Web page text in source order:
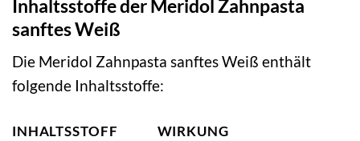
Inhaltsstoffe der Meridol Zahnpasta
sanftes Weiß
Die Meridol Zahnpasta sanftes Weiß enthält
folgende Inhaltsstoffe:
INHALTSSTOFF
WIRKUNG